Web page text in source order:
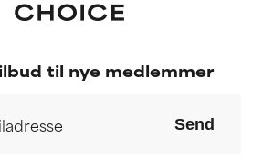
til nye medlemmer
Send